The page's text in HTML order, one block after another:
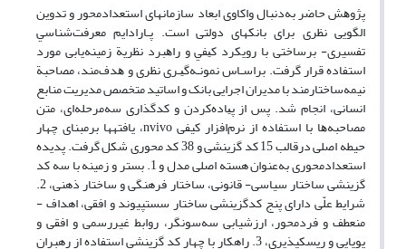
ﭘﮋوﻫﺶ ﺣﺎﺿﺮ ﺑﻪ‌دﻧﺒﺎل واﻛﺎوی ابعاد سازمان­های استعدادمحور و ﺗﺪوﻳﻦ
الگویی ﻧﻈﺮی برای بانک­های دولتی است. ﭘـﺎراداﻳﻢ ﻣﻌﺮﻓﺖ­ﺷﻨﺎﺳﻲ
تفسیری- برساختی ﺑﺎ روﻳﻜﺮد ﻛﻴﻔﻲ و راﻫﺒﺮد ﻧﻈﺮﻳﺔ زمینه‌یابی ﻣﻮرد
اﺳﺘﻔﺎده ﻗﺮار ﮔﺮﻓﺖ. ﺑﺮاﺳـﺎس ﻧﻤﻮﻧـﻪ­ﮔﻴـﺮی نظری و ﻫﺪف‌مند، ﻣﺼﺎﺣﺒﺔ
نیمهﺳﺎﺧﺘﺎرﻣﻨﺪ ﺑﺎ ﻣﺪﻳﺮان اجرایی بانک و اساتید متخصص مدیریت منابع
انسانی، اﻧﺠﺎم ﺷﺪ. ﭘﺲ از ﭘﻴﺎده­ﻛﺮدن و ﻛﺪﮔﺬاری ﺳﻪ‌ﻣﺮﺣﻠﻪ­ای، ﻣﺘﻦ
ﻣﺼﺎﺣﺒﻪﻫﺎ با استفاده از نرم‌افزار کیفی nvivo، یافته­ها برمبنای چهار
حیطه اصلی درقالب 15 کد گزینشی و 38 کد محوری شکل­ گرفت. پدیده
استعدادمحوری به‌عنوان هسته اصلی مدل و 1. بستر و زمینه با سه کد
گزینشی ساختار سیاسی- قانونی، ساختار فرهنگی و ساختار ذهنی، 2.
شرایط علّی دارای پنج کدگزینشی ساختار سست­پیوند و افقی، اهداف ­
منعطف و فردمحور، ارزشیابی سه‌سو­نگر، روابط غیررسمی و افقی و
پویایی و ریسک­پذیری، 3. راهکار با چهار کد گزینشی استفاده از رهبران